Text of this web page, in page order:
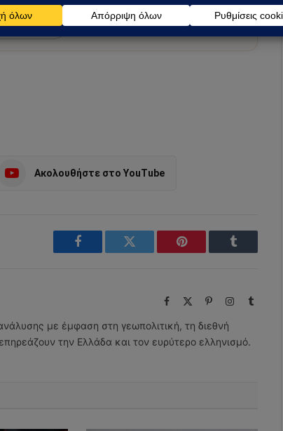
source
Ακολουθήστε στο YouTube
Facebook Twitter Pinterest Tumblr
Facebook PinterestInstagramTumblr
με έμφαση στη γεωπολιτική, τη διεθνή
την Ελλάδα και τον ευρύτερο ελληνισμό.